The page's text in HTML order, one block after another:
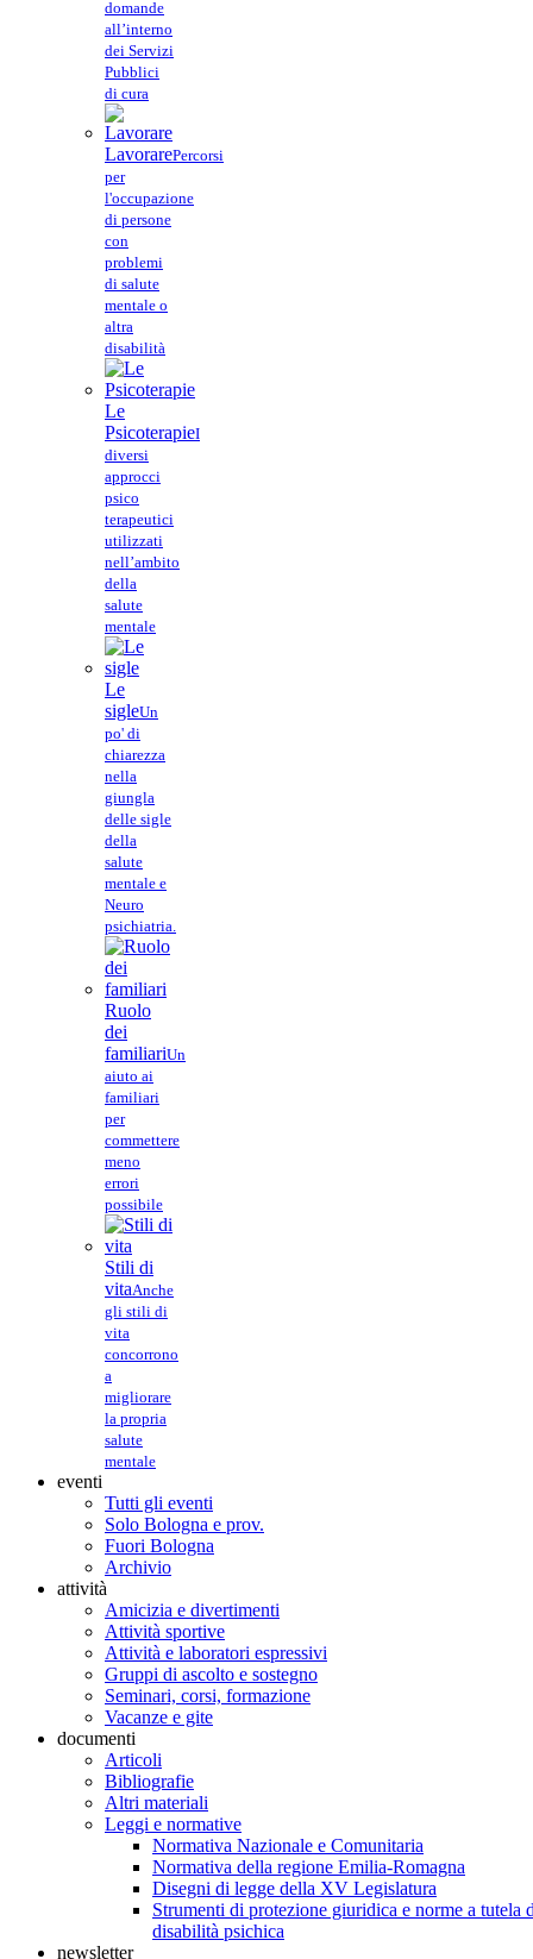
domande
all’interno
dei Servizi
Pubblici
di cura
LavorarePercorsi
per
l'occupazione
di persone
con
problemi
di salute
mentale o
altra
disabilità
Le
PsicoterapieI
diversi
approcci
psico
terapeutici
utilizzati
nell’ambito
della
salute
mentale
Le
sigleUn
po' di
chiarezza
nella
giungla
delle sigle
della
salute
mentale e
Neuro
psichiatria.
Ruolo
dei
familiariUn
aiuto ai
familiari
per
commettere
meno
errori
possibile
Stili di
vitaAnche
gli stili di
vita
concorrono
a
migliorare
la propria
salute
mentale
eventi
Tutti gli eventi
Solo Bologna e prov.
Fuori Bologna
Archivio
attività
Amicizia e divertimenti
Attività sportive
Attività e laboratori espressivi
Gruppi di ascolto e sostegno
Seminari, corsi, formazione
Vacanze e gite
documenti
Articoli
Bibliografie
Altri materiali
Leggi e normative
Normativa Nazionale e Comunitaria
Normativa della regione Emilia-Romagna
Disegni di legge della XV Legislatura
Strumenti di protezione giuridica e norme a tutela
disabilità psichica
newsletter